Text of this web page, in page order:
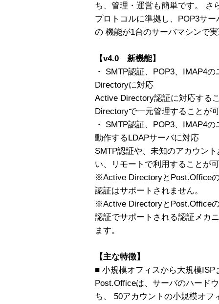
ち、管理・運営も簡単です。 さ
プロトコルに準拠し、POP3サ
の 機能が1台のサーバマシンで
【v4.0 新機能】
・ SMTP認証、POP3、IMAP4
Directoryに対応
Active Directory認証に対応する
Directoryで一元管理することが
・ SMTP認証、POP3、IMAP4
動作するLDAPサーバに対応
SMTP認証や、未知のアカウン
い、リモートで利用することが
※Active DirectoryとPost.Office
認証はサポートされません。
※Active DirectoryとPost.Office
認証でサポートされる認証メカ
ます。
【主な特徴】
■ 小規模オフィスから大規模ISP
Post.Officeは、サーバのハード
ち、 50アカウントの小規模オフ